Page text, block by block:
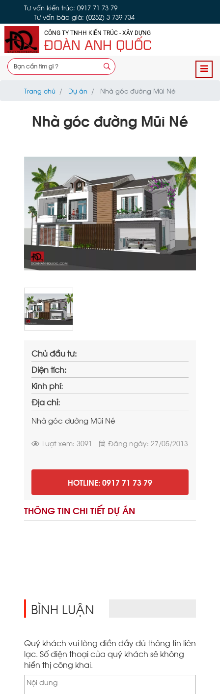
Tư vấn kiến trúc: 0917 71 73 79
Tư vấn báo giá: (0252) 3 739 734
CÔNG TY TNHH KIẾN TRÚC - XÂY DỰNG
ĐOÀN ANH QUỐC
Trang chủ Dự án Nhà góc đường Mũi Né
Nhà góc đường Mũi Né
Chủ đầu tư:
Diện tích:
Kinh phí:
Địa chỉ:
Nhà góc đường Mũi Né
Lượt xem: 3091 Đăng ngày: 27/05/2013
HOTLINE: 0917 71 73 79
THÔNG TIN CHI TIẾT DỰ ÁN
BÌNH LUẬN
Quý khách vui lòng điền đầy đủ thông tin liên
lạc. Số điện thoại của quý khách sẽ không
hiển thị công khai.